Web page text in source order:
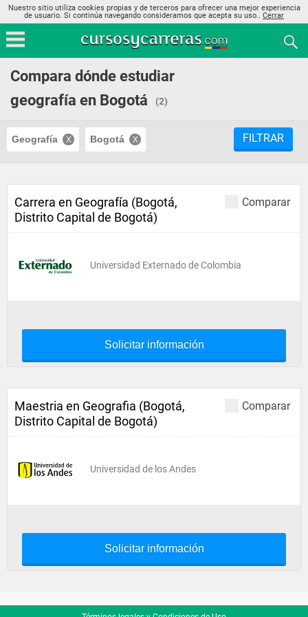
Nuestro sitio utiliza cookies propias y de terceros para ofrecer una mejor experiencia
de usuario. Si continúa navegando consideramos que acepta su uso.. Cerrar
Compara dónde estudiar
geografía en Bogotá
(2)
Geografía Bogotá FILTRAR
Comparar
Carrera en Geografía (Bogotá,
Distrito Capital de Bogotá)
Universidad Externado de Colombia
Solicitar información
Comparar
Maestria en Geografia (Bogotá,
Distrito Capital de Bogotá)
Universidad de los Andes
Solicitar información